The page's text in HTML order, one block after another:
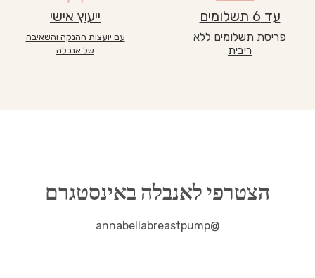
ייעוץ אישי
עם יועצות ההנקה והשאיבה
של אנבלה
עד 6 תשלומים
פריסת תשלומים ללא
ריבית
הצטרפי לאנבלה באינסטגרם
@annabellabreastpump